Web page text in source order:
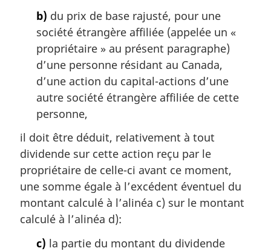
b) du prix de base rajusté, pour une
société étrangère affiliée (appelée un «
propriétaire » au présent paragraphe)
d’une personne résidant au Canada,
d’une action du capital-actions d’une
autre société étrangère affiliée de cette
personne,
il doit être déduit, relativement à tout
dividende sur cette action reçu par le
propriétaire de celle-ci avant ce moment,
une somme égale à l’excédent éventuel du
montant calculé à l’alinéa c) sur le montant
calculé à l’alinéa d):
c) la partie du montant du dividende